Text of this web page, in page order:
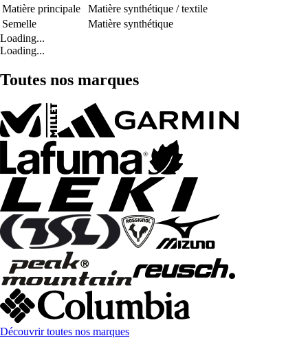
Matière principale
Matière synthétique / textile
Semelle
Matière synthétique
Loading...
Loading...
Toutes nos marques
Découvrir toutes nos marques